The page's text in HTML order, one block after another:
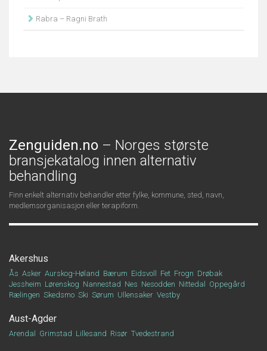
Rabra – Ragni Brath
Zenguiden.no – Norges største
bransjekatalog innen alternativ
behandling
Finn enkelt alternativ behandler etter fylke, kommune, sted, navn,
medlemsorganisasjon eller terapiform.
Akershus
Ås Asker Aurskog-Høland Bærum Eidsvoll Fet Frogn Drøbak
Jessheim Lørenskog Nannestad Nes Nesodden Nittedal
Oppegård
Rælingen Skedsmo Ski Sørum Ullensaker Vestby
Aust-Agder
Arendal Grimstad Lillesand Risør Tvedestrand